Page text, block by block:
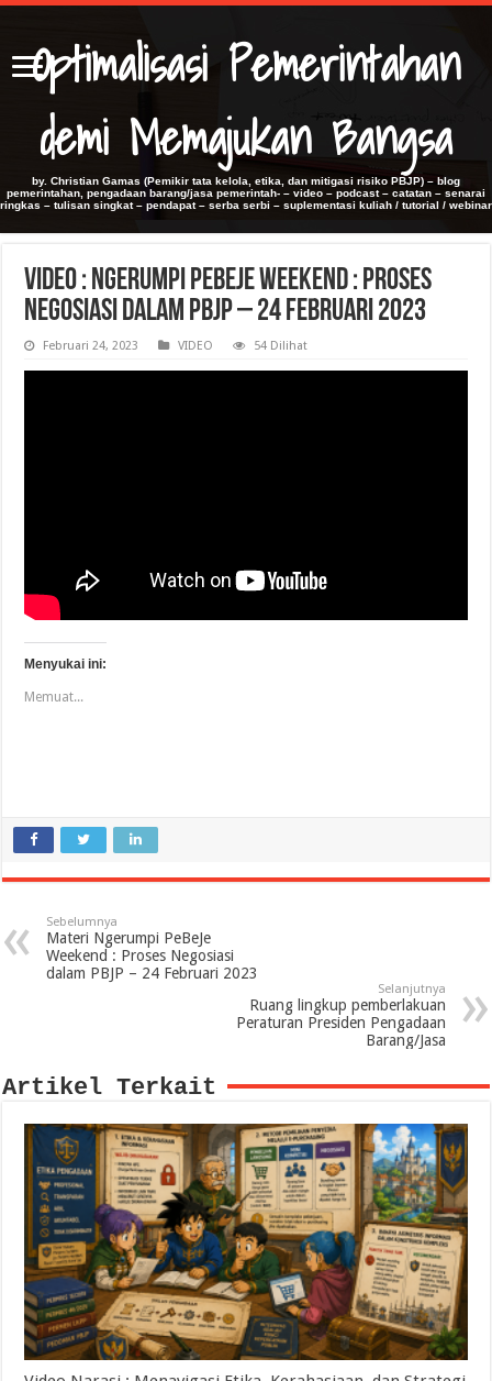
Optimalisasi Pemerintahan
demi Memajukan Bangsa
by. Christian Gamas (Pemikir tata kelola, etika, dan mitigasi risiko PBJP) – blog
pemerintahan, pengadaan barang/jasa pemerintah- – video – podcast – catatan – senarai
ringkas – tulisan singkat – pendapat – serba serbi – suplementasi kuliah / tutorial / webinar
Video : Ngerumpi PeBeJe Weekend : Proses
Negosiasi dalam PBJP – 24 Februari 2023
Februari 24, 2023 VIDEO 54 Dilihat
Menyukai ini:
Memuat...
Sebelumnya
Materi Ngerumpi PeBeJe
Weekend : Proses Negosiasi
dalam PBJP – 24 Februari 2023
Selanjutnya
Ruang lingkup pemberlakuan
Peraturan Presiden Pengadaan
Barang/Jasa
Artikel Terkait